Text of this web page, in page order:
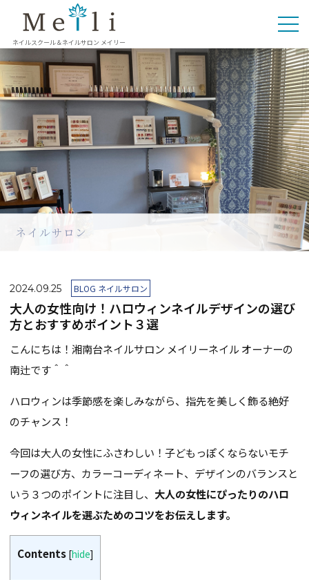
ネイルスクール＆ネイルサロン メイリー
ネイルサロン
2024.09.25 BLOG ネイルサロン
大人の女性向け！ハロウィンネイルデザインの選び
方とおすすめポイント３選
こんにちは！湘南台ネイルサロン メイリーネイル オーナーの
南辻です＾＾
ハロウィンは季節感を楽しみながら、指先を美しく飾る絶好
のチャンス！
今回は大人の女性にふさわしい！子どもっぽくならないモチ
ーフの選び方、カラーコーディネート、デザインのバランスと
いう３つのポイントに注目し、 大人の女性にぴったりのハロ
ウィンネイルを選ぶためのコツをお伝えします。
Contents [hide]